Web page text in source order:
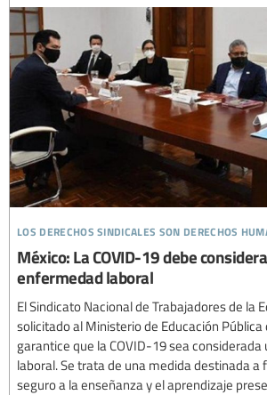
los derechos sindicales son derechos
México: La COVID-19 debe
enfermedad laboral
El Sindicato Nacional de Trabajadores de la
solicitado al Ministerio de Educación Pública
garantice que la COVID-19 sea
laboral. Se trata de una medida destinada a
seguro a la enseñanza y el aprendizaje